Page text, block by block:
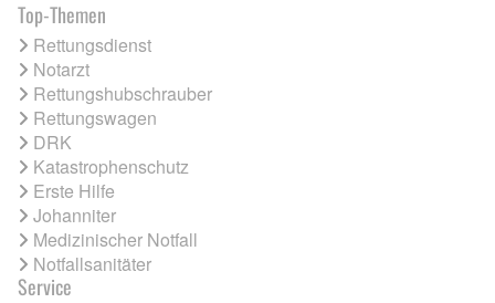
Top-Themen
Rettungsdienst
Notarzt
Rettungshubschrauber
Rettungswagen
DRK
Katastrophenschutz
Erste Hilfe
Johanniter
Medizinischer Notfall
Notfallsanitäter
Service